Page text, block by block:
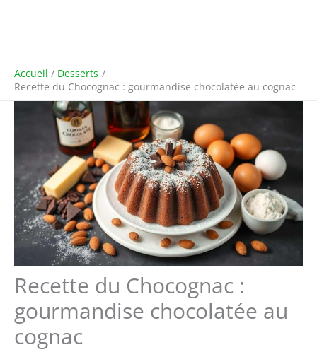
Accueil
Desserts
Recette du Chocognac : gourmandise chocolatée au cognac
Recette du Chocognac :
gourmandise chocolatée au
cognac